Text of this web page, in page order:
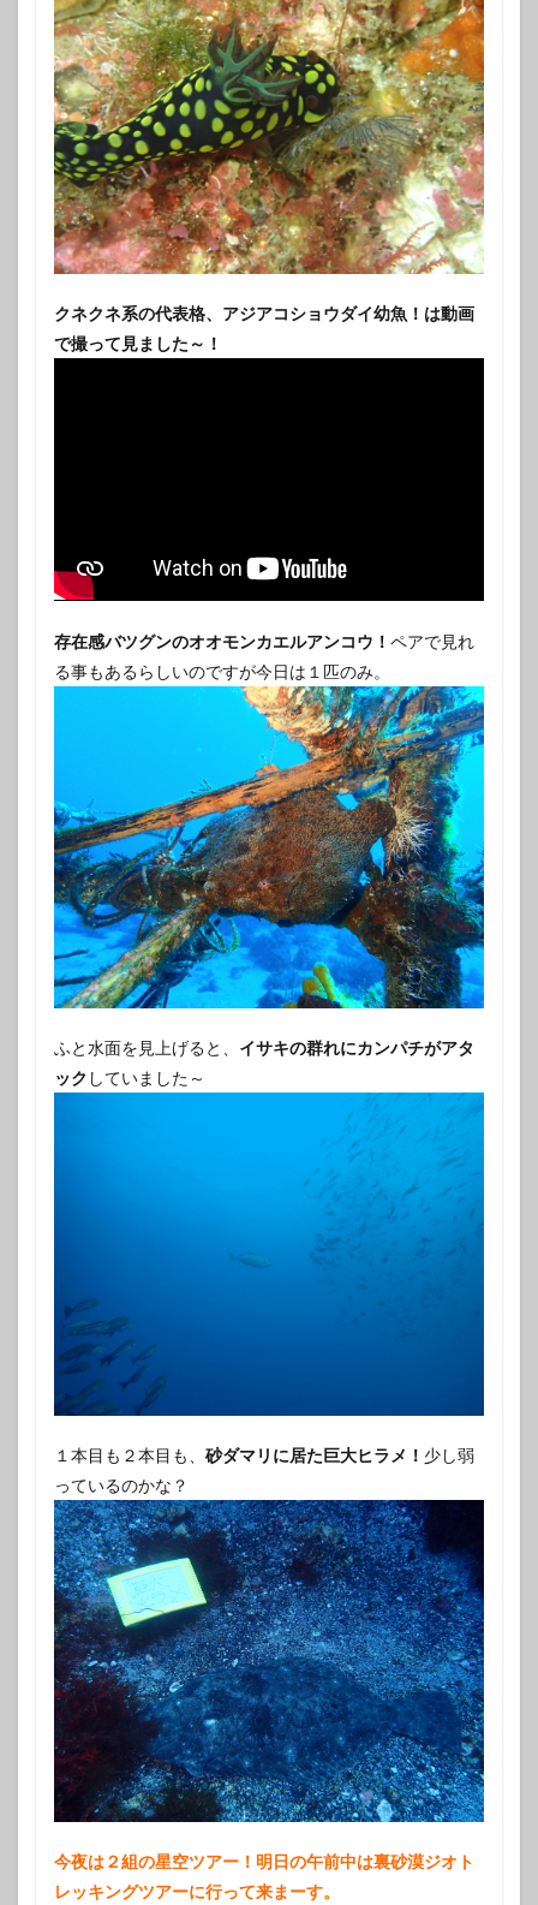
クネクネ系の代表格、アジアコショウダイ幼魚！は動画
で撮って見ました～！
存在感バツグンのオオモンカエルアンコウ！ ペアで見れ
る事もあるらしいのですが今日は１匹のみ。
ふと水面を見上げると、 イサキの群れにカンパチがアタ
ック していました～
１本目も２本目も、 砂ダマリに居た巨大ヒラメ！ 少し弱
っているのかな？
今夜は２組の星空ツアー！明日の午前中は裏砂漠ジオト
レッキングツアーに行って来まーす。